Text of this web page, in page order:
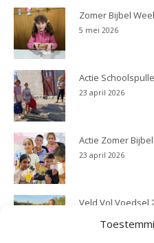
Zomer Bijbel
5 mei 2026
Actie
23 april 2026
Actie Zomer
23 april 2026
Veld Vol Voedsel